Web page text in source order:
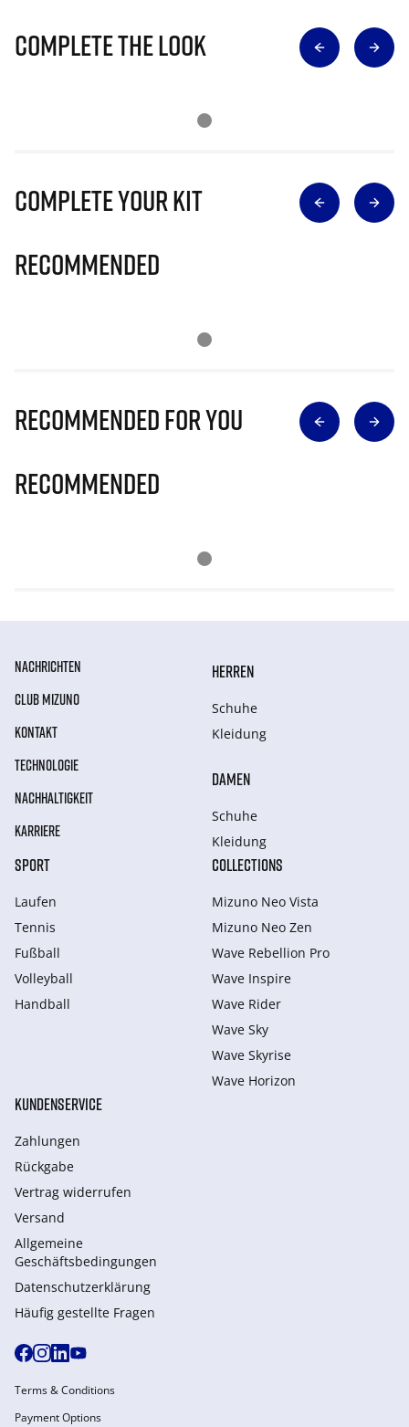
Complete The Look
Complete Your Kit
Recommended
Recommended for you
Recommended
NACHRICHTEN
CLUB MIZUNO
KONTAKT
TECHNOLOGIE
NACHHALTIGKEIT
KARRIERE
HERREN
Schuhe
Kleidung
DAMEN
Schuhe
Kleidung
SPORT
Laufen
Tennis
Fußball
Volleyball
Handball
COLLECTIONS
Mizuno Neo Vista
Mizuno Neo Zen
Wave Rebellion Pro
Wave Inspire
Wave Rider
Wave Sky
Wave Skyrise
Wave Horizon
KUNDENSERVICE
Zahlungen
Rückgabe
Vertrag widerrufen
Versand
Allgemeine
Geschäftsbedingungen
Datenschutzerklärung
Häufig gestellte Fragen
Terms & Conditions
Payment Options